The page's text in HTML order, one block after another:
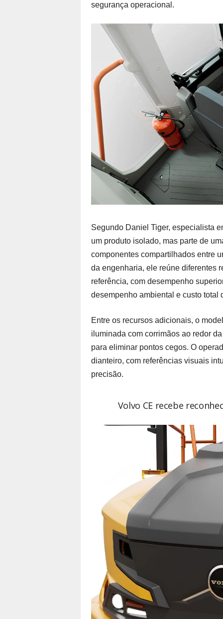
segurança operacional.
Segundo Daniel Tiger, especialista
um produto isolado, mas parte de
componentes compartilhados entre
da engenharia, ele reúne diferentes
referência, com desempenho
desempenho ambiental e custo total
Entre os recursos adicionais, o
iluminada com corrimãos ao redor
para eliminar pontos cegos. O
dianteiro, com referências visuais
precisão.
Volvo CE recebe